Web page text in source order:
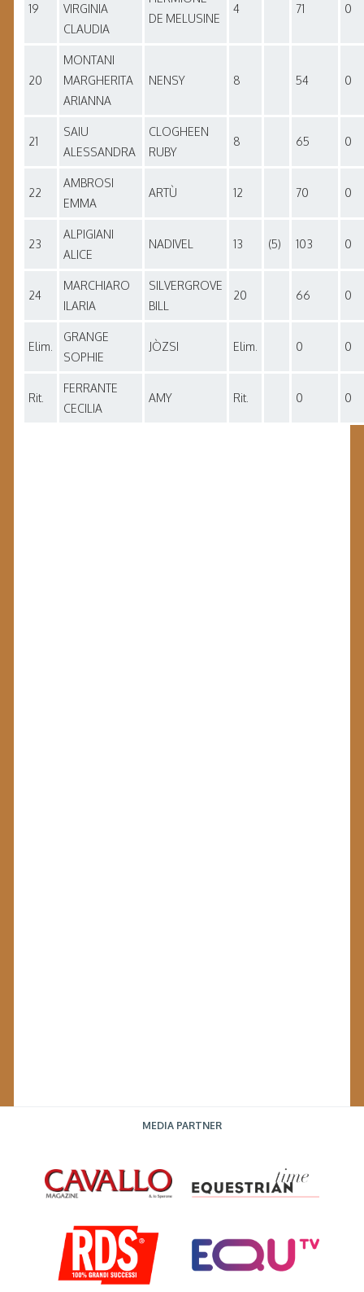
19
VIRGINIA
CLAUDIA
DE MELUSINE
4 71 0
20
MONTANI
MARGHERITA
ARIANNA
NENSY 8 54 0
21
SAIU
ALESSANDRA
CLOGHEEN
RUBY
8 65 0
22
AMBROSI
EMMA
ARTÙ 12 70 0
23
ALPIGIANI
ALICE
NADIVEL 13 (5) 103 0
24
MARCHIARO
ILARIA
SILVERGROVE
BILL
20 66 0
Elim.
GRANGE
SOPHIE
JÒZSI Elim. 0 0
Rit.
FERRANTE
CECILIA
AMY Rit. 0 0
MEDIA PARTNER